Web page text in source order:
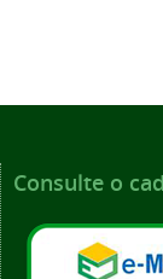
Consulte o